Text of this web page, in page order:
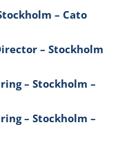
– Cato
– Stockholm
– Stockholm –
– Stockholm –